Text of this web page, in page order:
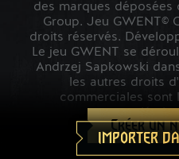
Créer un
IMPORTER
des marques déposées
Group. Jeu GWENT©
droits réservés.
Le jeu GWENT se
Andrzej Sapkowski
les autres droits
commerciales sont